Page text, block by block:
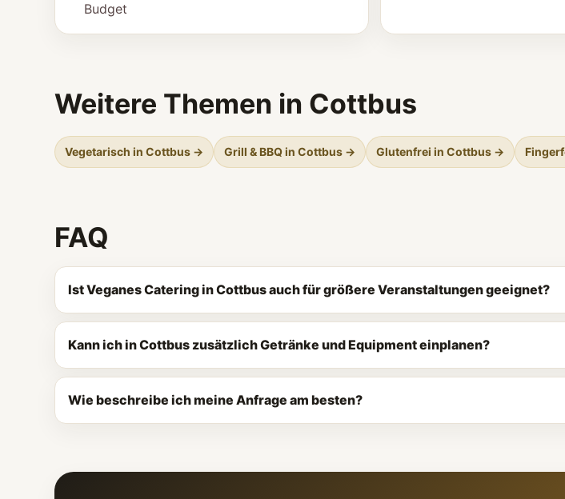
Budget
Weitere Themen in Cottbus
Vegetarisch in Cottbus → Grill & BBQ in Cottbus → Glutenfrei in Cottbus →
FAQ
Ist Veganes Catering in Cottbus auch für größere Veranstaltungen geeignet?
Kann ich in Cottbus zusätzlich Getränke und Equipment einplanen?
Wie beschreibe ich meine Anfrage am besten?